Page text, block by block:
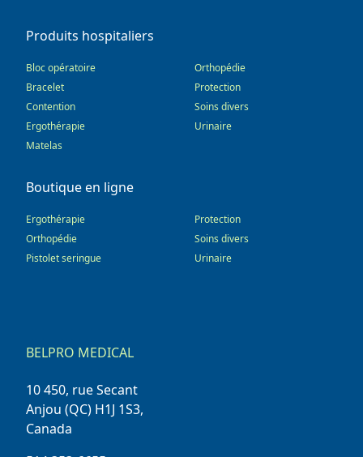
Produits hospitaliers
Bloc opératoire
Bracelet
Contention
Ergothérapie
Matelas
Orthopédie
Protection
Soins divers
Urinaire
Boutique en ligne
Ergothérapie
Orthopédie
Pistolet seringue
Protection
Soins divers
Urinaire
BELPRO MEDICAL
10 450, rue Secant
Anjou (QC) H1J 1S3,
Canada